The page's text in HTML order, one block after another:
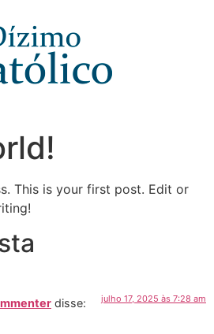
This is your first post. Edit or
disse: julho 17, 2025 às 7:28 am